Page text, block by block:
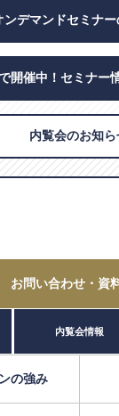
ンデマンドセミナ
開催中！セミナー
内覧会のお知ら
お問い合わせ ・資
内覧会情報
の強み